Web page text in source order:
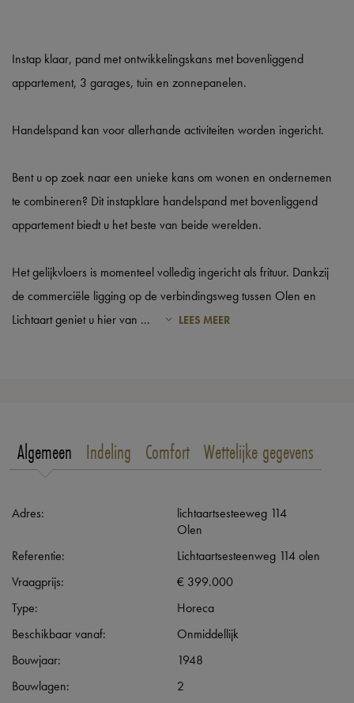
Instap klaar, pand met ontwikkelingskans met bovenliggend
appartement, 3 garages, tuin en zonnepanelen.
Handelspand kan voor allerhande activiteiten worden ingericht.
Bent u op zoek naar een unieke kans om wonen en ondernemen
te combineren? Dit instapklare handelspand met bovenliggend
appartement biedt u het beste van beide werelden.
Het gelijkvloers is momenteel volledig ingericht als frituur. Dankzij
de commerciële ligging op de verbindingsweg tussen Olen en
Lichtaart geniet u hier van ... LEES MEER
Algemeen Indeling Comfort Wettelijke gegevens
Adres:
lichtaartsesteeweg 114
Olen
Referentie:
Lichtaartsesteenweg 114 olen
Vraagprijs:
€ 399.000
Type:
Horeca
Beschikbaar vanaf:
Onmiddellijk
Bouwjaar:
1948
Bouwlagen:
2